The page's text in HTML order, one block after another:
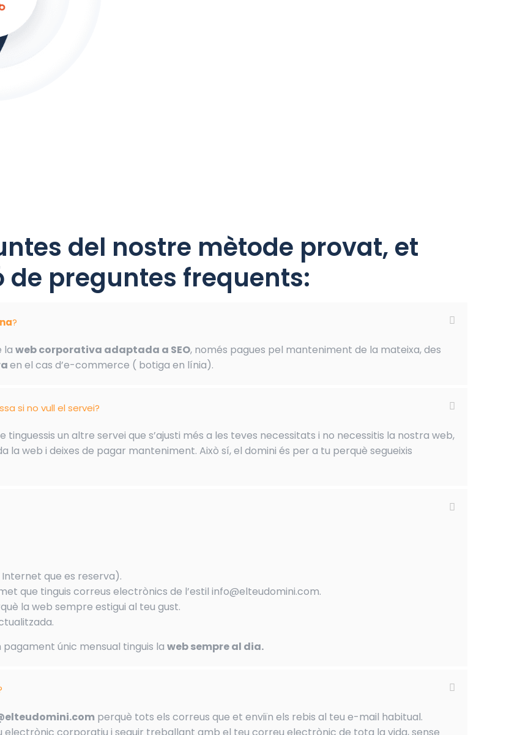
del nostre mètode provat, et
de preguntes frequents:
?
laweb corporativa adaptada a SEO, només pagues pel manteniment de la mateixa, des
en el cas d’e-commerce ( botiga en línia).
si no vull el servei?
tinguessis un altre servei que s’ajusti més a les teves necessitats i no necessitis la nostra web,
la web i deixes de pagar manteniment. Això sí, el domini és per a tu perquè segueixis
que es reserva).
que tinguis correus electrònics de l’estil info@elteudomini.com.
la web sempre estigui al teu gust.
únic mensual tinguis laweb sempre al dia.
perquè tots els correus que et enviïn els rebis al teu e-mail habitual.